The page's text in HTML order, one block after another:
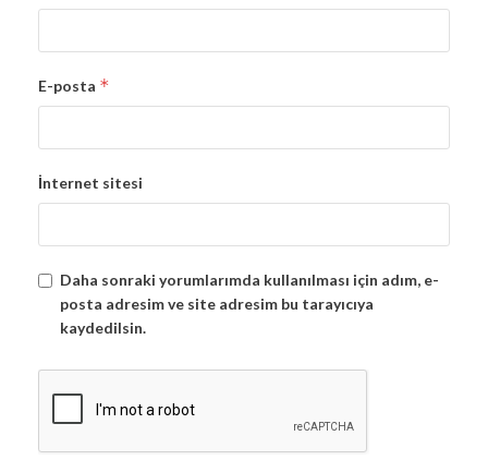
E-posta *
İnternet sitesi
Daha sonraki yorumlarımda kullanılması için adım, e-
posta adresim ve site adresim bu tarayıcıya
kaydedilsin.